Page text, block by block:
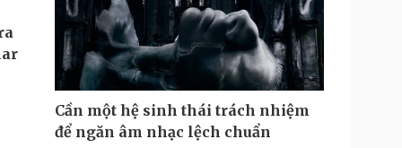
Cần một hệ sinh thái trách nhiệm
để ngăn âm nhạc lệch chuẩn